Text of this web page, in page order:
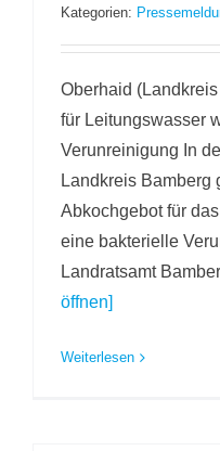
Kategorien:
Oberhaid
für Leitungswasser
Verunreinigung In
Landkreis Bamberg
Abkochgebot für
eine bakterielle
Landratsamt
öffnen]
Weiterlesen